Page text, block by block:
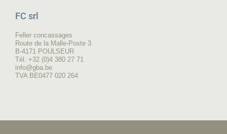
FC srl
Feller concassages
Route de la Malle-Poste 3
B-4171 POULSEUR
Tél. +32 (0)4 380 27 71
info@gba.be
TVA BE0477 020 264